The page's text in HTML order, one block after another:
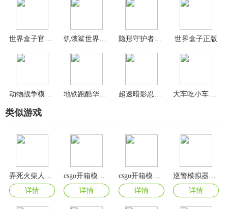
隐形守护者完整免费版 世界盒子正版
动物战争模拟器最新版
类似游戏
详情
详情
csgo开箱模拟器中文版
详情
详情